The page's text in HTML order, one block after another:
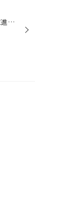
□ホイールアライメントとは、ハンドルの舵（かじ）取り操作を滑らかにする、直進時やカーブを曲がる時の走行を安定させる、タイヤの偏摩耗を軽減させる目的の車の調整作業です。人間でアライメント作業を例えるなら整体治療といったところです。 「走る・曲がる・止まる」はこのホイールアライメン...